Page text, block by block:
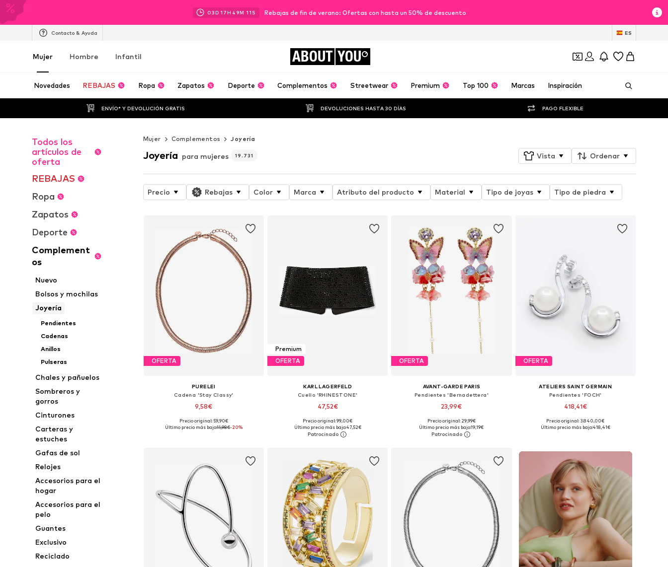
03D 17H 49M 10 S Rebajas de fin de verano: Ofertas con hasta un 50% de descuento
Contacto & Ayuda ES
Mujer Hombre Infantil ABOUT YOU
Novedades REBAJAS Ropa Zapatos Deporte Complementos Streetwear Premium Top 100 Marcas Inspiración
ENVÍO* Y DEVOLUCIÓN GRATIS DEVOLUCIONES HASTA 30 DÍAS PAGO FLEXIBLE
Todos los
artículos de
oferta
REBAJAS
Ropa
Zapatos
Deporte
Complement
os
Nuevo
Bolsos y mochilas
Joyería
Pendientes
Cadenas
Anillos
Pulseras
Chales y pañuelos
Sombreros y
gorros
Cinturones
Carteras y
estuches
Gafas de sol
Relojes
Accesorios para el
hogar
Accesorios para el
pelo
Guantes
Exclusivo
Reciclado
Mujer Complementos Joyería
Joyería para mujeres 19.731 Vista Ordenar
Precio Rebajas Color Marca Atributo del producto Material Tipo de joyas Tipo de piedra
OFERTA
PURELEI
Cadena 'Stay Classy'
9,58€
Tallas disponibles: One Size
Precio original: 59,90€
Último precio más bajo:11,98€-20%
Premium
OFERTA
KARL LAGERFELD
Cuello 'RHINESTONE'
47,52€
Tallas disponibles: One Size
Añadir a la cesta
Precio original: 99,00€
Último precio más bajo:47,52€
OFERTA
AVANT-GARDE PARIS
Pendientes 'Bernadettera'
23,99€
Tallas disponibles: One Size
Añadir a la cesta
Precio original: 29,99€
Último precio más bajo:19,19€
OFERTA
ATELIERS SAINT GERMAIN
Pendientes 'FOCH'
418,41€
Tallas disponibles: One Size
Precio original: 3.840,00€
Último precio más bajo:418,41€